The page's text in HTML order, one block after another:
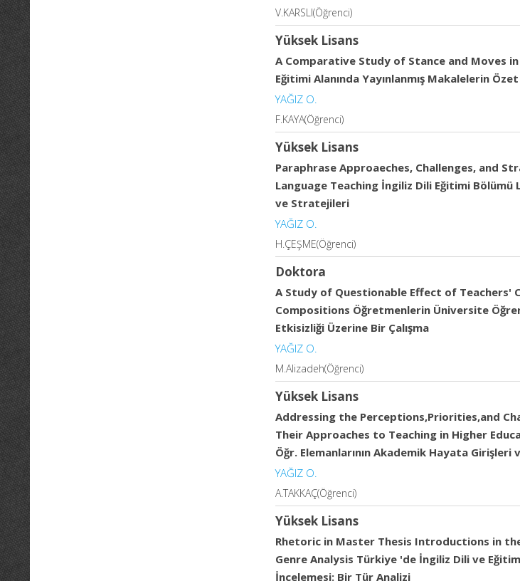
V.KARSLI(Öğrenci)
Yüksek Lisans
A Comparative Study of Stance and Moves
Eğitimi Alanında Yayınlanmış Makalelerin
YAĞIZ O.
F.KAYA(Öğrenci)
Yüksek Lisans
Paraphrase Approaeches, Challenges, and
Language Teaching İngiliz Dili Eğitimi
ve Stratejileri
YAĞIZ O.
H.ÇEŞME(Öğrenci)
Doktora
A Study of Questionable Effect of Teachers'
Compositions Öğretmenlerin Üniversite
Etkisizliği Üzerine Bir Çalışma
YAĞIZ O.
M.Alizadeh(Öğrenci)
Yüksek Lisans
Addressing the Perceptions,Priorities,and
Their Approaches to Teaching in Higher
Öğr. Elemanlarının Akademik Hayata Girişleri
YAĞIZ O.
A.TAKKAÇ(Öğrenci)
Yüksek Lisans
Rhetoric in Master Thesis Introductions in
Genre Analysis Türkiye 'de İngiliz Dili ve
İncelemesi: Bir Tür Analizi